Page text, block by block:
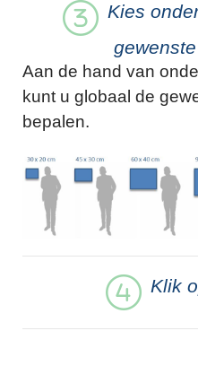
Kies
Aan de hand van
kunt u globaal de
bepalen.
Klik